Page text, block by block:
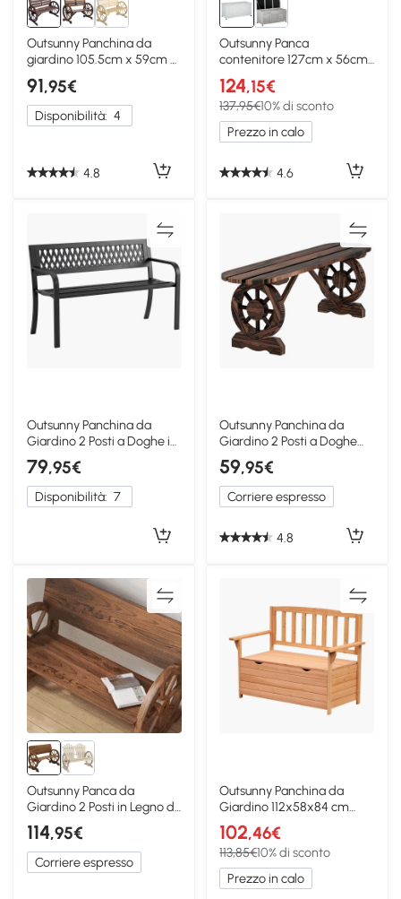
Outsunny Panchina da
giardino 105.5cm x 59cm x
75cm Marrone
91,95€
Disponibilità: 4
4.8
Outsunny Panca
contenitore 127cm x 56cm
x 60cm Bianco
124,15€
137,95€10% di sconto
Prezzo in calo
4.6
Outsunny Panchina da
Giardino 2 Posti a Doghe in
Metallo Nero
79,95€
Disponibilità: 7
Outsunny Panchina da
Giardino 2 Posti a Doghe
Marrone
59,95€
Corriere espresso
4.8
Outsunny Panca da
Giardino 2 Posti in Legno di
Abete Marrone
114,95€
Corriere espresso
Outsunny Panchina da
Giardino 112x58x84 cm
legno
102,46€
113,85€10% di sconto
Prezzo in calo